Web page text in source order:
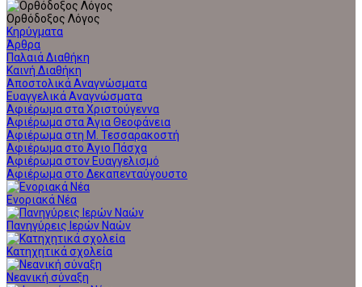
Ορθόδοξος Λόγος
Κηρύγματα
Άρθρα
Παλαιά Διαθήκη
Καινή Διαθήκη
Αποστολικά Αναγνώσματα
Ευαγγελικά Αναγνώσματα
Αφιέρωμα στα Χριστούγεννα
Αφιέρωμα στα Άγια Θεοφάνεια
Αφιέρωμα στη Μ. Τεσσαρακοστή
Αφιέρωμα στο Άγιο Πάσχα
Αφιέρωμα στον Ευαγγελισμό
Αφιέρωμα στο Δεκαπενταύγουστο
Ενοριακά Νέα
Πανηγύρεις Ιερών Ναών
Κατηχητικά σχολεία
Νεανική σύναξη